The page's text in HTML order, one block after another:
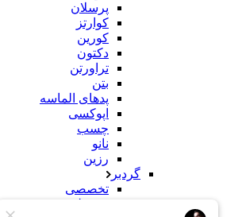
پرسلان
کوارتز
کورین
دکتون
تراورتن
بتن
پدهای الماسه
اپوکسی
چسب
نانو
رزین
گردبر
تخصصی
معمولی